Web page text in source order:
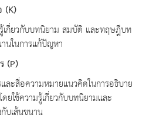
(K)
เกี่ยวกับบทนิยาม สมบัติ และทฤษฎีบท
นในการแก้ปัญหา
(P)
ละสื่อความหมายแนวคิดในการอธิบาย
ยใช้ความรู้เกี่ยวกับบทนิยามและ
บเส้นขนาน